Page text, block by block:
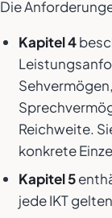
Die
Kapitel 4
Reichweite.
konkrete
Kapitel 5
jede IKT